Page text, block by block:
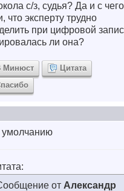
с/з, судья? Да и с
что эксперту трудно
при цифровой
ли она?
Минюст
Цитата
от Александр